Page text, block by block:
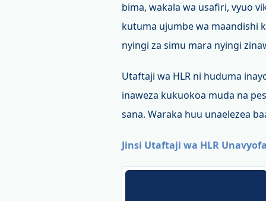
bima, wakala wa usafiri, vyuo
kutuma ujumbe wa maandishi
nyingi za simu mara nyingi
Utaftaji wa HLR ni huduma
inaweza kukuokoa muda na
sana. Waraka huu unaelezea
Jinsi Utaftaji wa HLR